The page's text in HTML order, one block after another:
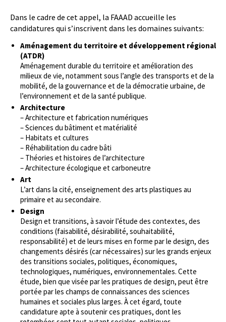
Dans le cadre de cet appel, la FAAAD accueille les
candidatures qui s’inscrivent dans les domaines suivants:
Aménagement du territoire et développement régional
(ATDR)
Aménagement durable du territoire et amélioration des
milieux de vie, notamment sous l’angle des transports et de la
mobilité, de la gouvernance et de la démocratie urbaine, de
l’environnement et de la santé publique.
Architecture
– Architecture et fabrication numériques
– Sciences du bâtiment et matérialité
– Habitats et cultures
– Réhabilitation du cadre bâti
– Théories et histoires de l’architecture
– Architecture écologique et carboneutre
Art
L’art dans la cité, enseignement des arts plastiques au
primaire et au secondaire.
Design
Design et transitions, à savoir l’étude des contextes, des
conditions (faisabilité, désirabilité, souhaitabilité,
responsabilité) et de leurs mises en forme par le design, des
changements désirés (car nécessaires) sur les grands enjeux
des transitions sociales, politiques, économiques,
technologiques, numériques, environnementales. Cette
étude, bien que visée par les pratiques de design, peut être
portée par les champs de connaissances des sciences
humaines et sociales plus larges. À cet égard, toute
candidature apte à soutenir ces pratiques, dont les